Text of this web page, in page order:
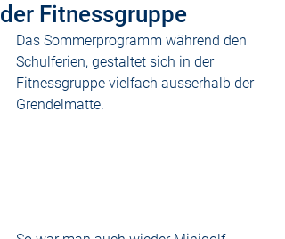
der Fitnessgruppe
Das Sommerprogramm während den
Schulferien, gestaltet sich in der
Fitnessgruppe vielfach ausserhalb der
Grendelmatte.